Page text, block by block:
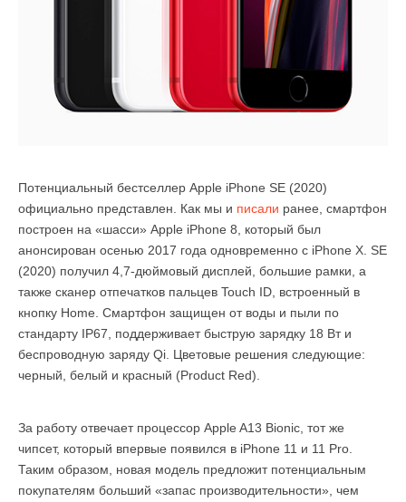
Потенциальный бестселлер Apple iPhone SE (2020)
официально представлен. Как мы и писали ранее, смартфон
построен на «шасси» Apple iPhone 8, который был
анонсирован осенью 2017 года одновременно с iPhone X. SE
(2020) получил 4,7-дюймовый дисплей, большие рамки, а
также сканер отпечатков пальцев Touch ID, встроенный в
кнопку Home. Смартфон защищен от воды и пыли по
стандарту IP67, поддерживает быструю зарядку 18 Вт и
беспроводную заряду Qi. Цветовые решения следующие:
черный, белый и красный (Product Red).
За работу отвечает процессор Apple A13 Bionic, тот же
чипсет, который впервые появился в iPhone 11 и 11 Pro.
Таким образом, новая модель предложит потенциальным
покупателям больший «запас производительности», чем